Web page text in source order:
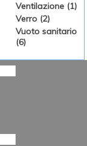
Ventilazione (1)
Verro (2)
Vuoto sanitario
(6)